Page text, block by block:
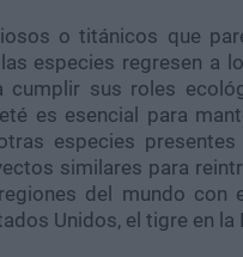
o titánicos que
especies regresen a
cumplir sus roles
es esencial para
especies
similares para
del mundo con
Unidos, el tigre en